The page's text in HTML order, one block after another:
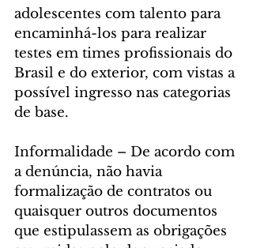
adolescentes com talento para
encaminhá-los para realizar
testes em times profissionais do
Brasil e do exterior, com vistas a
possível ingresso nas categorias
de base.
Informalidade – De acordo com
a denúncia, não havia
formalização de contratos ou
quaisquer outros documentos
que estipulassem as obrigações